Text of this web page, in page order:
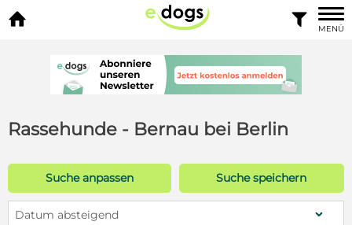
 
MENÜ
Rassehunde - Bernau bei Berlin
Suche anpassen Suche speichern
Datum absteigend